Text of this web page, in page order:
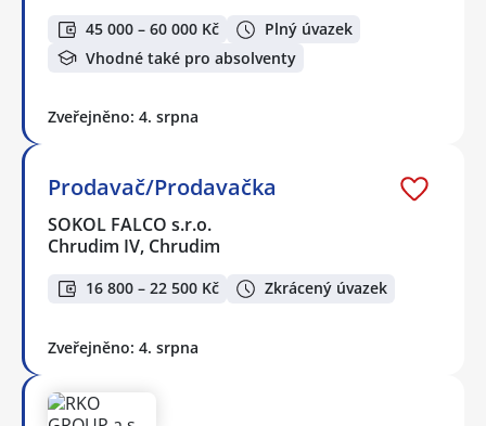
45 000 – 60 000 Kč
Plný úvazek
Vhodné také pro absolventy
Zveřejněno: 4. srpna
Prodavač/Prodavačka
SOKOL FALCO s.r.o.
Chrudim IV, Chrudim
16 800 – 22 500 Kč Zkrácený úvazek
Zveřejněno: 4. srpna